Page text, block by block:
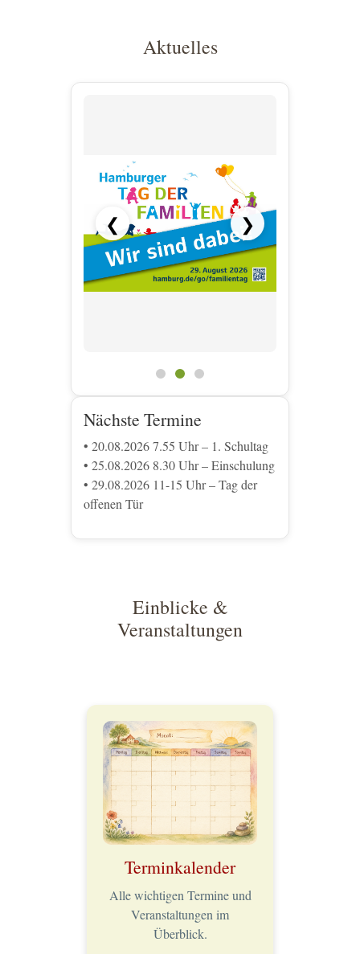
Aktuelles
❮ ❯
Nächste Termine
• 20.08.2026 7.55 Uhr – 1. Schultag
• 25.08.2026 8.30 Uhr – Einschulung
• 29.08.2026 11-15 Uhr – Tag der
offenen Tür
Einblicke &
Veranstaltungen
Terminkalender
Alle wichtigen Termine und
Veranstaltungen im
Überblick.